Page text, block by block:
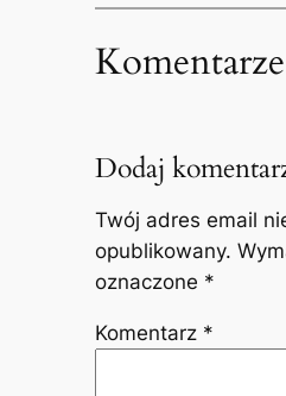
Komentarze
Dodaj
Twój adres email
opublikowany.
oznaczone *
Komentarz *